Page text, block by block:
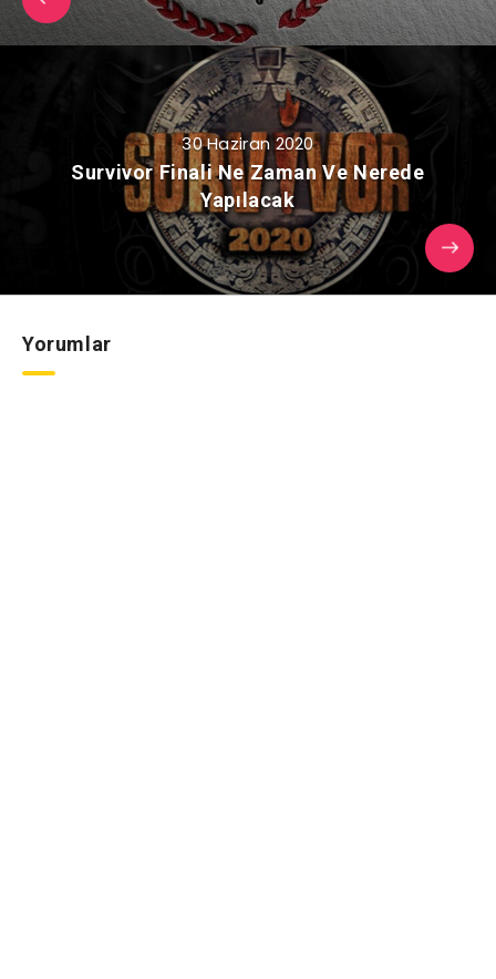
30 Haziran 2020
Survivor Finali Ne Zaman Ve Nerede
Yapılacak
Yorumlar